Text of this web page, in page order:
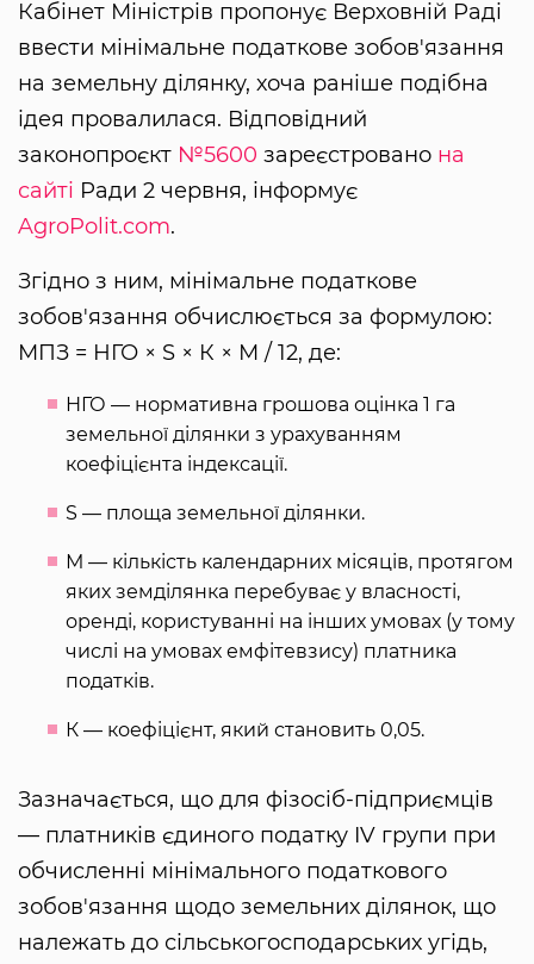
Кабінет Міністрів пропонує Верховній Раді
ввести мінімальне податкове зобов'язання
на земельну ділянку, хоча раніше подібна
ідея провалилася. Відповідний
законопроєкт №5600 зареєстровано на
сайті Ради 2 червня, інформує
AgroPolit.com.
Згідно з ним, мінімальне податкове
зобов'язання обчислюється за формулою:
МПЗ = НГО × S × К × М / 12, де:
НГО — нормативна грошова оцінка 1 га
земельної ділянки з урахуванням
коефіцієнта індексації.
S — площа земельної ділянки.
М — кількість календарних місяців, протягом
яких земділянка перебуває у власності,
оренді, користуванні на інших умовах (у тому
числі на умовах емфітевзису) платника
податків.
К — коефіцієнт, який становить 0,05.
Зазначається, що для фізосіб-підприємців
— платників єдиного податку IV групи при
обчисленні мінімального податкового
зобов'язання щодо земельних ділянок, що
належать до сільськогосподарських угідь,